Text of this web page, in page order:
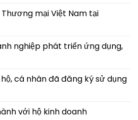
mại Việt Nam tại
nghiệp phát triển ứng dụng,
hộ, cá nhân đã đăng ký sử dụng
với hộ kinh doanh